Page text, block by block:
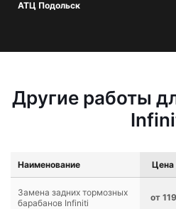
АТЦ Подольск
Другие работы
Наименование Цена
Замена задних тормозных
барабанов Infiniti
от